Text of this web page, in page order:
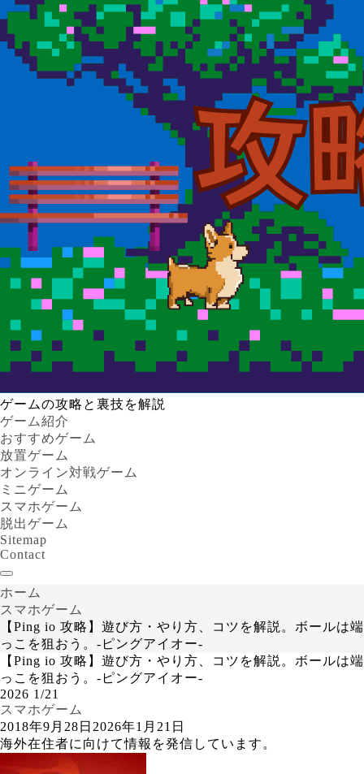
ゲームの攻略と裏技を解説
ゲーム紹介
おすすめゲーム
放置ゲーム
オンライン対戦ゲーム
ミニゲーム
スマホゲーム
脱出ゲーム
Sitemap
Contact
ホーム
スマホゲーム
【Ping io 攻略】遊び方・やり方、コツを解説。ボールは端
っこを狙おう。-ピングアイオー-
【Ping io 攻略】遊び方・やり方、コツを解説。ボールは端
っこを狙おう。-ピングアイオー-
2026 1/21
スマホゲーム
2018年9月28日 2026年1月21日
海外在住者に向けて情報を発信しています。